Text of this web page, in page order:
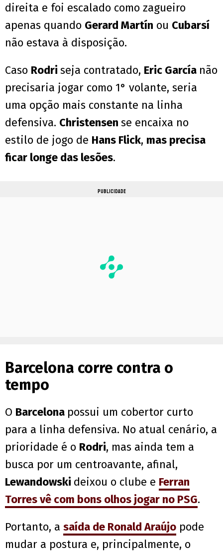
direita e foi escalado como zagueiro
apenas quando Gerard Martín ou Cubarsí
não estava à disposição.
Caso Rodri seja contratado, Eric García não
precisaria jogar como 1° volante, seria
uma opção mais constante na linha
defensiva. Christensen se encaixa no
estilo de jogo de Hans Flick, mas precisa
ficar longe das lesões.
PUBLICIDADE
Barcelona corre contra o
tempo
O Barcelona possui um cobertor curto
para a linha defensiva. No atual cenário, a
prioridade é o Rodri, mas ainda tem a
busca por um centroavante, afinal,
Lewandowski deixou o clube e Ferran
Torresvê com bons olhos jogar no PSG.
Portanto, a saída de Ronald Araújo pode
mudar a postura e, principalmente, o